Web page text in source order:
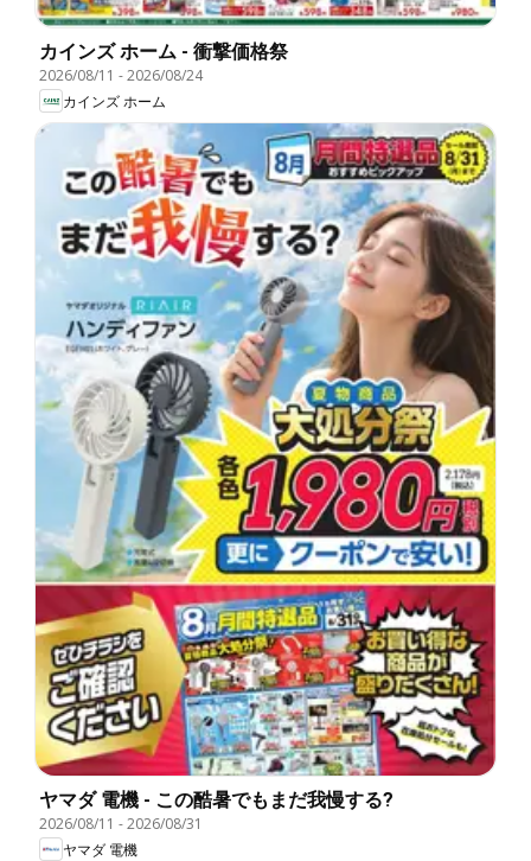
カインズ ホーム - 衝撃価格祭
2026/08/11 -2026/08/24
カインズ ホーム
ヤマダ 電機 - この酷暑でもまだ我慢する?
2026/08/11 -2026/08/31
ヤマダ 電機